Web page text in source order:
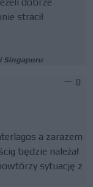
stracił
Singapuru
0
a zarazem
będzie należał
sytuację z